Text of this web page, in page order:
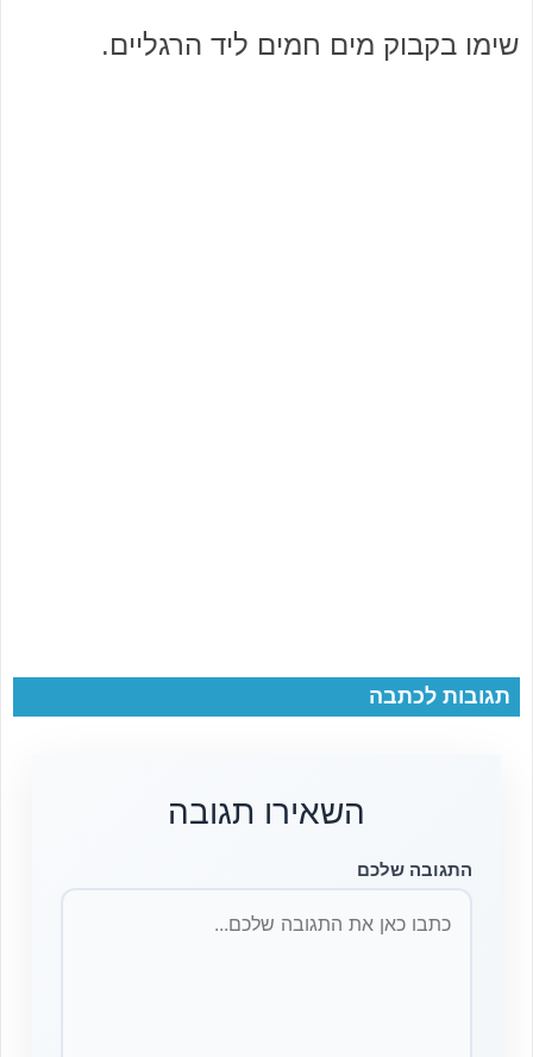
שימו בקבוק מים חמים ליד הרגליים.
תגובות לכתבה
השאירו תגובה
התגובה שלכם